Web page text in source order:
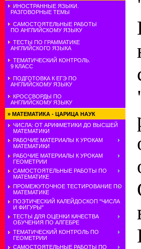
ИНОСТРАННЫЕ ЯЗЫКИ.
РАЗГОВОРНЫЕ ТЕМЫ
САМОСТОЯТЕЛЬНЫЕ РАБОТЫ
ПО АНГЛИЙСКОМУ ЯЗЫКУ
ТЕСТЫ ПО ГРАММАТИКЕ
АНГЛИЙСКОГО ЯЗЫКА
ТЕМАТИЧЕСКИЙ КОНТРОЛЬ.
9 КЛАСС
ПОДГОТОВКА К ЕГЭ ПО
АНГЛИЙСКОМУ ЯЗЫКУ
КРОССВОРДЫ ПО
АНГЛИЙСКОМУ ЯЗЫКУ
» МАТЕМАТИКА - ЦАРИЦА НАУК
ЧИСЛА: ОТ АРИФМЕТИКИ ДО ВЫСШЕЙ
МАТЕМАТИКИ
РАБОЧИЕ МАТЕРИАЛЫ К УРОКАМ
МАТЕМАТИКИ
РАБОЧИЕ МАТЕРИАЛЫ К УРОКАМ
ГЕОМЕТРИИ
САМОСТОЯТЕЛЬНЫЕ РАБОТЫ ПО
МАТЕМАТИКЕ
ПРОМЕЖУТОЧНОЕ ТЕСТИРОВАНИЕ ПО
МАТЕМАТИКЕ
ПОЭТИЧЕСКИЙ КАЛЕЙДОСКОП "ЧИСЛА
И ФИГУРЫ"
ТЕСТЫ ДЛЯ ОЦЕНКИ КАЧЕСТВА
ОБУЧЕНИЯ ПО АЛГЕБРЕ
ТЕМАТИЧЕСКИЙ КОНТРОЛЬ ПО
ГЕОМЕТРИИ
САМОСТОЯТЕЛЬНЫЕ РАБОТЫ ПО